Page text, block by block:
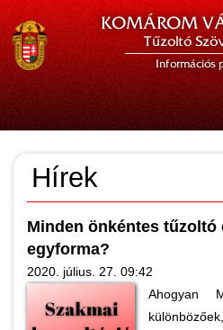
KOMÁROM
Tűzoltó
Információs
Hírek
Minden önkéntes tűzoltó
egyforma?
2020. július. 27. 09:42
Ahogyan